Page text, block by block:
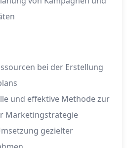
bei der Erstellung
und effektive Methode zur
Marketingstrategie
gezielter